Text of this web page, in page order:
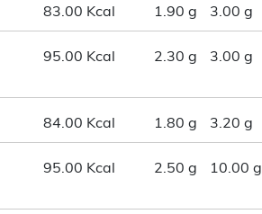
83.00 Kcal 1.90 g 3.00 g
95.00 Kcal 2.30 g 3.00 g
84.00 Kcal 1.80 g 3.20 g
95.00 Kcal 2.50 g 10.00 g